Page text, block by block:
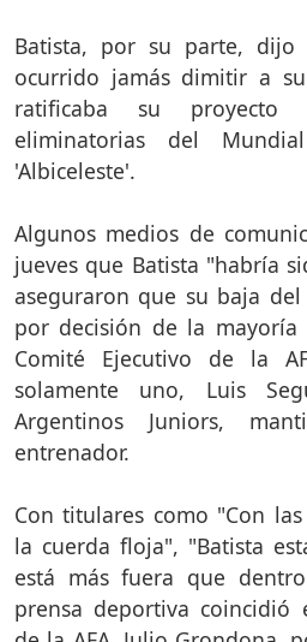
Batista, por su parte,
ocurrido jamás dimitir a
ratificaba su
eliminatorias del
'Albiceleste'.
Algunos medios de
jueves que Batista "habría
aseguraron que su baja
por decisión de la
Comité Ejecutivo de la
solamente uno, Luis
Argentinos Juniors,
entrenador.
Con titulares como "Con
la cuerda floja", "Batista
está más fuera que
prensa deportiva coincidió